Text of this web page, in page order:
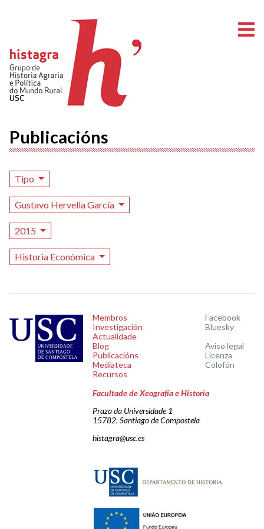
Publicacións
Tipo
Gustavo Hervella García
2015
Historia Económica
Membros
Investigación
Actualidade
Blog
Publicacións
Mediateca
Recursos
Facebook
Bluesky
Aviso legal
Licenza
Colofón
Facultade de Xeografía e Historia
Praza da Universidade 1
15782. Santiago de Compostela
histagra@usc.es